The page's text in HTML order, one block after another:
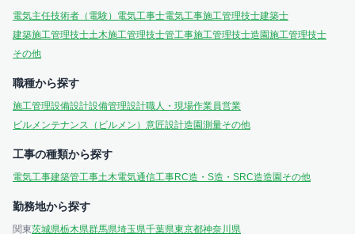
電気主任技術者（電験） 電気工事士電気工事施工管理技士建築士
建築施工管理技士土木施工管理技士管工事施工管理技士造園施工管理技士
その他
職種から探す
施工管理設備設計設備管理設計職人・現場作業員営業
ビルメンテナンス（ビルメン） 意匠設計造園測量その他
工事の種類から探す
電気工事建築管工事土木電気通信工事RC造・S造・SRC造造園 その他
勤務地から探す
関東茨城県栃木県群馬県埼玉県千葉県東京都神奈川県